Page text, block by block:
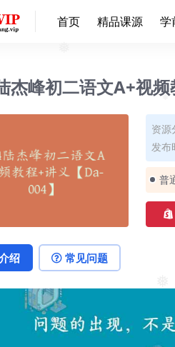
❅
首页 精品课源 学
杰峰初二语文A+视
资
发布
普
绍 常见问题